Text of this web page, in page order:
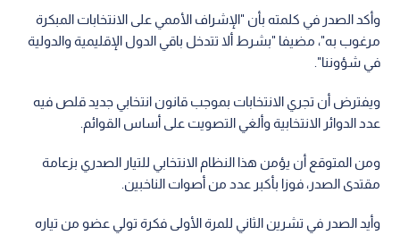
وأكد الصدر في كلمته بأن "الإشراف الأممي على الانتخابات المبكرة
مرغوب به"، مضيفا "بشرط ألا تتدخل باقي الدول الإقليمية والدولية
في شؤوننا".
ويفترض أن تجري الانتخابات بموجب قانون انتخابي جديد قلص فيه
عدد الدوائر الانتخابية وألغي التصويت على أساس القوائم.
ومن المتوقع أن يؤمن هذا النظام الانتخابي للتيار الصدري بزعامة
مقتدى الصدر، فوزا بأكبر عدد من أصوات الناخبين.
وأيد الصدر في تشرين الثاني للمرة الأولى فكرة تولي عضو من تياره